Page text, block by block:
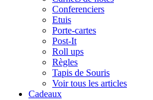
Conferenciers
Etuis
Porte-cartes
Post-It
Roll ups
Règles
Tapis de Souris
Voir tous les articles
Cadeaux